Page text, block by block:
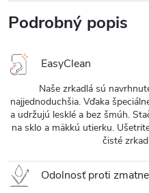
Podrobný popis
EasyClean
Naše zrkadlá sú
najjednoduchšia. Vďaka
a udržujú lesklé a bez šmúh.
na sklo a mäkkú utierku.
čisté
Odolnosť proti